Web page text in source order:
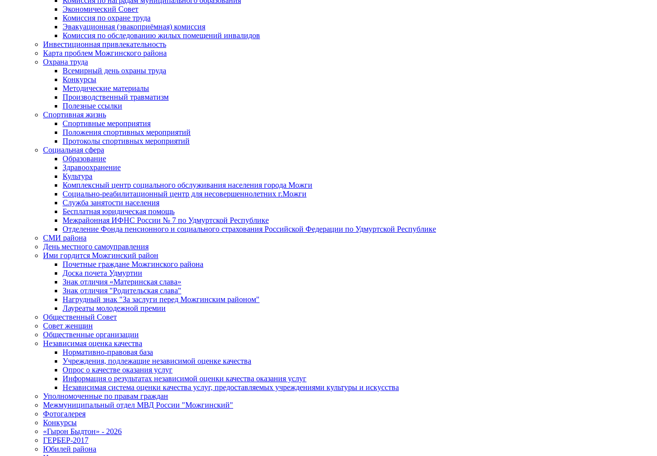
Экономический Совет
Комиссия по охране труда
Эвакуационная (эвакоприёмная) комиссия
Комиссия по обследованию жилых помещений инвалидов
Инвестиционная привлекательность
Карта проблем Можгинского района
Охрана труда
Всемирный день охраны труда
Конкурсы
Методические материалы
Производственный травматизм
Полезные ссылки
Спортивная жизнь
Спортивные мероприятия
Положения спортивных мероприятий
Протоколы спортивных мероприятий
Социальная сфера
Образование
Здравоохранение
Культура
Комплексный центр социального обслуживания населения города Можги
Социально-реабилитационный центр для несовершеннолетних г.Можги
Служба занятости населения
Бесплатная юридическая помощь
Межрайонная ИФНС России № 7 по Удмуртской Республике
Отделение Фонда пенсионного и социального страхования Российской Федерации по Удмуртской Республике
СМИ района
День местного самоуправления
Ими гордится Можгинский район
Почетные граждане Можгинского района
Доска почета Удмуртии
Знак отличия «Материнская слава»
Знак отличия "Родительская слава"
Нагрудный знак "За заслуги перед Можгинским районом"
Лауреаты молодежной премии
Общественный Совет
Совет женщин
Общественные организации
Независимая оценка качества
Нормативно-правовая база
Учреждения, подлежащие независимой оценке качества
Опрос о качестве оказания услуг
Информация о результатах независимой оценки качества оказания услуг
Независимая система оценки качества услуг, предоставляемых учреждениями культуры и искусства
Уполномоченные по правам граждан
Межмуниципальный отдел МВД России "Можгинский"
Фотогалерея
Конкурсы
«Гырон Быдтон» - 2026
ГЕРБЕР-2017
Юбилей района